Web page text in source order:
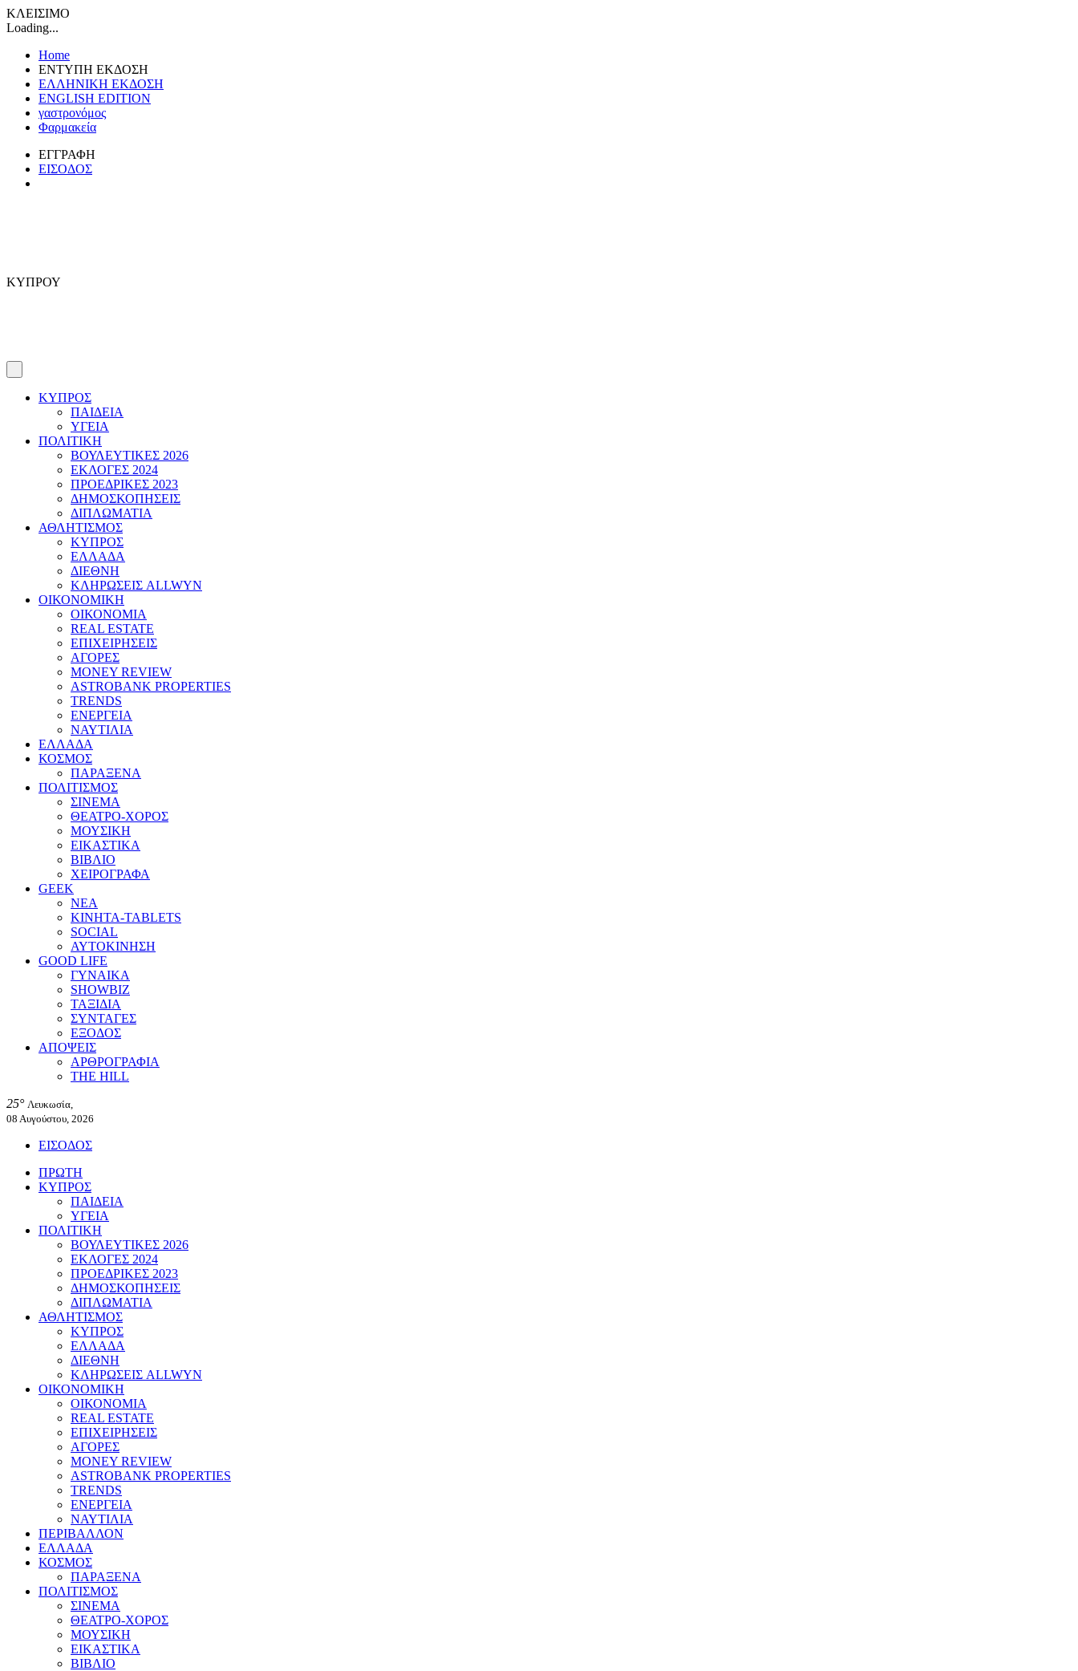
ΚΛΕΙΣΙΜΟ
Loading...
Home
ΕΝΤΥΠΗ ΕΚΔΟΣΗ
ΕΛΛΗΝΙΚΗ ΕΚΔΟΣΗ
ENGLISH EDITION
γαστρονόμος
Φαρμακεία
ΕΓΓΡΑΦΗ
ΕΙΣΟΔΟΣ
ΚΥΠΡΟΥ
ΚΥΠΡΟΣ
ΠΑΙΔΕΙΑ
ΥΓΕΙΑ
ΠΟΛΙΤΙΚΗ
ΒΟΥΛΕΥΤΙΚΕΣ 2026
ΕΚΛΟΓΕΣ 2024
ΠΡΟΕΔΡΙΚΕΣ 2023
ΔΗΜΟΣΚΟΠΗΣΕΙΣ
ΔΙΠΛΩΜΑΤΙΑ
ΑΘΛΗΤΙΣΜΟΣ
ΚΥΠΡΟΣ
ΕΛΛΑΔΑ
ΔΙΕΘΝΗ
ΚΛΗΡΩΣΕΙΣ ALLWYN
ΟΙΚΟΝΟΜΙΚΗ
ΟΙΚΟΝΟΜΙΑ
REAL ESTATE
ΕΠΙΧΕΙΡΗΣΕΙΣ
ΑΓΟΡΕΣ
MONEY REVIEW
ASTROBANK PROPERTIES
TRENDS
ΕΝΕΡΓΕΙΑ
ΝΑΥΤΙΛΙΑ
ΕΛΛΑΔΑ
ΚΟΣΜΟΣ
ΠΑΡΑΞΕΝΑ
ΠΟΛΙΤΙΣΜΟΣ
ΣΙΝΕΜΑ
ΘΕΑΤΡΟ-ΧΟΡΟΣ
ΜΟΥΣΙΚΗ
ΕΙΚΑΣΤΙΚΑ
ΒΙΒΛΙΟ
ΧΕΙΡΟΓΡΑΦΑ
GEEK
ΝΕΑ
ΚΙΝΗΤΑ-TABLETS
SOCIAL
ΑΥΤΟΚΙΝΗΣΗ
GOOD LIFE
ΓΥΝΑΙΚΑ
SHOWBIZ
ΤΑΞΙΔΙΑ
ΣΥΝΤΑΓΕΣ
ΕΞΟΔΟΣ
ΑΠΟΨΕΙΣ
ΑΡΘΡΟΓΡΑΦΙΑ
THE HILL
25° Λευκωσία,
08 Αυγούστου, 2026
ΕΙΣΟΔΟΣ
ΠΡΩΤΗ
ΚΥΠΡΟΣ
ΠΑΙΔΕΙΑ
ΥΓΕΙΑ
ΠΟΛΙΤΙΚΗ
ΒΟΥΛΕΥΤΙΚΕΣ 2026
ΕΚΛΟΓΕΣ 2024
ΠΡΟΕΔΡΙΚΕΣ 2023
ΔΗΜΟΣΚΟΠΗΣΕΙΣ
ΔΙΠΛΩΜΑΤΙΑ
ΑΘΛΗΤΙΣΜΟΣ
ΚΥΠΡΟΣ
ΕΛΛΑΔΑ
ΔΙΕΘΝΗ
ΚΛΗΡΩΣΕΙΣ ALLWYN
ΟΙΚΟΝΟΜΙΚΗ
ΟΙΚΟΝΟΜΙΑ
REAL ESTATE
ΕΠΙΧΕΙΡΗΣΕΙΣ
ΑΓΟΡΕΣ
MONEY REVIEW
ASTROBANK PROPERTIES
TRENDS
ΕΝΕΡΓΕΙΑ
ΝΑΥΤΙΛΙΑ
ΠΕΡΙΒΑΛΛΟΝ
ΕΛΛΑΔΑ
ΚΟΣΜΟΣ
ΠΑΡΑΞΕΝΑ
ΠΟΛΙΤΙΣΜΟΣ
ΣΙΝΕΜΑ
ΘΕΑΤΡΟ-ΧΟΡΟΣ
ΜΟΥΣΙΚΗ
ΕΙΚΑΣΤΙΚΑ
ΒΙΒΛΙΟ